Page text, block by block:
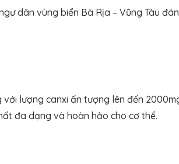
dân vùng biển Bà Rịa – Vũng Tàu
lượng canxi ấn tượng lên đến
đa dạng và hoàn hảo cho cơ thể.